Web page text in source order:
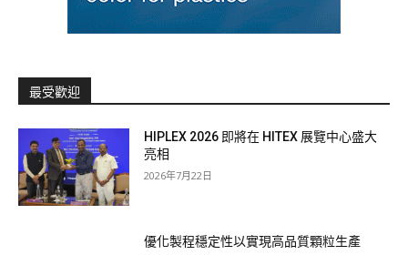
最受歡迎
HIPLEX 2026 即將在 HITEX 展覽中心盛大
亮相
2026年7月22日
優化製程穩定性以實現高品質顆粒生產